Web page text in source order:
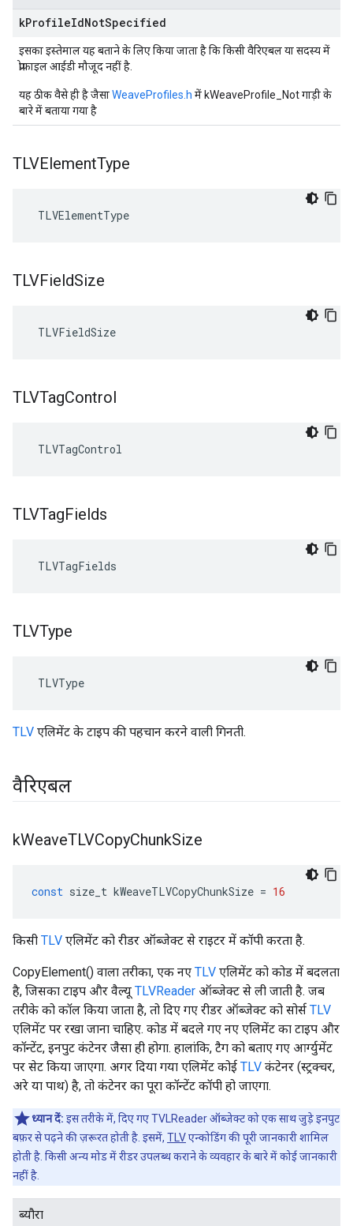
kProfileIdNotSpecified
इसका इस्तेमाल यह बताने के लिए किया जाता है कि किसी वैरिएबल या सदस्य में
प्रोफ़ाइल आईडी मौजूद नहीं है.
यह ठीक वैसे ही है जैसाWeaveProfiles.h में kWeaveProfile_Not गाड़ी के
बारे में बताया गया है
TLVElementType
TLVElementType
TLVFieldSize
TLVFieldSize
TLVTagControl
TLVTagControl
TLVTagFields
TLVTagFields
TLVType
TLVType
TLV एलिमेंट के टाइप की पहचान करने वाली गिनती.
वैरिएबल
kWeaveTLVCopyChunkSize
const size_t kWeaveTLVCopyChunkSize = 16
किसी TLV एलिमेंट को रीडर ऑब्जेक्ट से राइटर में कॉपी करता है.
CopyElement() वाला तरीका, एक नए TLV एलिमेंट को कोड में बदलता
है, जिसका टाइप और वैल्यू TLVReader ऑब्जेक्ट से ली जाती है. जब
तरीके को कॉल किया जाता है, तो दिए गए रीडर ऑब्जेक्ट को सोर्स TLV
एलिमेंट पर रखा जाना चाहिए. कोड में बदले गए नए एलिमेंट का टाइप और
कॉन्टेंट, इनपुट कंटेनर जैसा ही होगा. हालांकि, टैग को बताए गए आर्ग्युमेंट
पर सेट किया जाएगा. अगर दिया गया एलिमेंट कोई TLV कंटेनर (स्ट्रक्चर,
अरे या पाथ) है, तो कंटेनर का पूरा कॉन्टेंट कॉपी हो जाएगा.
ध्यान दें: इस तरीके में, दिए गए TVLReader ऑब्जेक्ट को एक साथ जुड़े इनपुट
बफ़र से पढ़ने की ज़रूरत होती है. इसमें, TLVएन्कोडिंग की पूरी जानकारी शामिल
होती है. किसी अन्य मोड में रीडर उपलब्ध कराने के व्यवहार के बारे में कोई जानकारी
नहीं है.
ब्यौरा